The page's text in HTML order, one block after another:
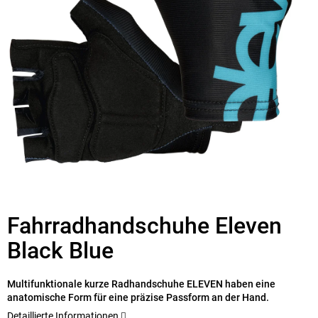
Fahrradhandschuhe Eleven
Black Blue
Multifunktionale kurze Radhandschuhe ELEVEN haben eine
anatomische Form für eine präzise Passform an der Hand.